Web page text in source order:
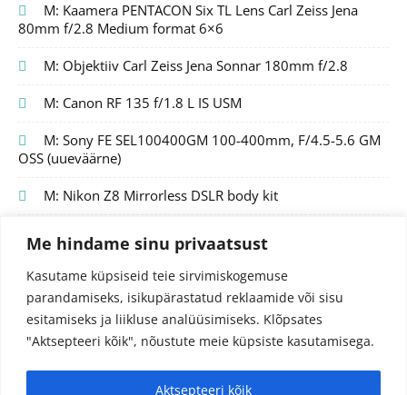
Me hindame sinu privaatsust
Kasutame küpsiseid teie sirvimiskogemuse
parandamiseks, isikupärastatud reklaamide või sisu
esitamiseks ja liikluse analüüsimiseks. Klõpsates
"Aktsepteeri kõik", nõustute meie küpsiste kasutamisega.
Aktsepteeri kõik
M: Kaamera PENTACON Six TL Lens Carl Zeiss Jena
80mm f/2.8 Medium format 6×6
M: Objektiiv Carl Zeiss Jena Sonnar 180mm f/2.8
M: Canon RF 135 f/1.8 L IS USM
M: Sony FE SEL100400GM 100-400mm, F/4.5-5.6 GM
OSS (uueväärne)
M: Nikon Z8 Mirrorless DSLR body kit